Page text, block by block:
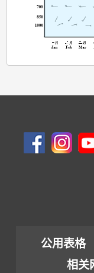
公用表格
相关